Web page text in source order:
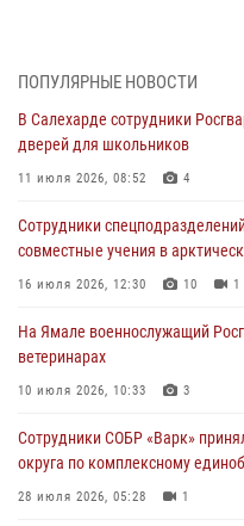
03 августа 2026, 07:21 2
Генерал-полковник Юрий
молодёжном образовательном
03 августа 2026, 06:54
Директор Росгвардии Герой
поздравил специалистов
праздником
Сотрудники СОБР «Варк»
30 июля 2026, 09:34 1
Офицеры спецназа Росгвардии
сотрудников прокуратуры на
29 июля 2026, 10:42 4
ПОПУЛЯРНЫЕ НОВОСТИ
В Салехарде сотрудники
дверей для школьников
11 июля 2026, 08:52 4
Сотрудники
совместные учения в
16 июля 2026, 12:30 10 1
На Ямале военнослужащий
ветеринарах
10 июля 2026, 10:33 3
Сотрудники СОБР «Варк»
округа по комплексному
28 июля 2026, 05:28 1